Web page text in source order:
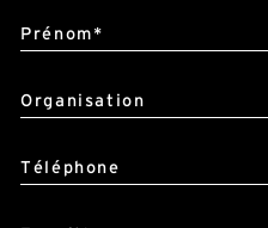
Alternative: